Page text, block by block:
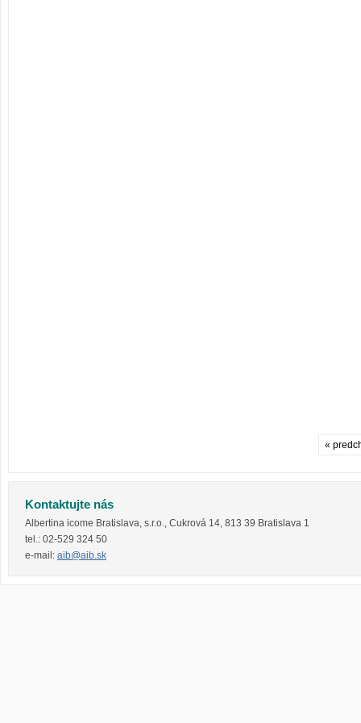
«
Kontaktujte nás
Albertina icome Bratislava, s.r.o. Cukrová 14 813 39 Bratislava 1
tel.: 02-529 324 50
e-mail: aib@aib.sk